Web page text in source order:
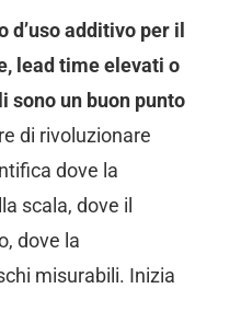
d’uso additivo per il
lead time elevati o
sono un buon punto
di rivoluzionare
dove la
scala, dove il
dove la
misurabili. Inizia